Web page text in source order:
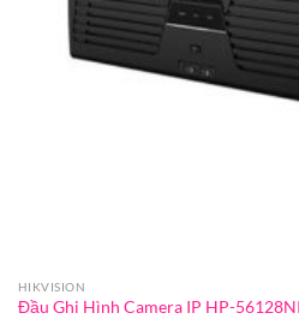
HIKVISION
Đầu Ghi Hình Camera IP HP-